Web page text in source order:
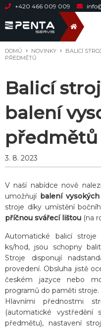
+420 466 009 009
DOMŮ NOVINKY
BALICÍ
PŘEDMĚTŮ
Balicí
balení
předmětů
3. 8. 2023
V naší nabídce nově
umožňují balení
stroje díky umístění
příčnou svářecí lištou (na
Automatické balicí
ks/hod, jsou schopny balit
Stroje disponují
provedení. Obsluha jistě
českém jazyce nebo
programů do paměti stroje.
Hlavními přednostmi
(automatické vystředění
předmětu), nastavení